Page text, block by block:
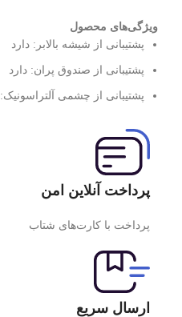
ویژگی‌های محصول
پشتیبانی از شیشه بالابر: دارد
پشتیبانی از صندوق پران: دارد
پشتیبانی از چشمی آلتراسونیک:
پرداخت آنلاین امن
پرداخت با کارت‌های شتاب
ارسال سریع